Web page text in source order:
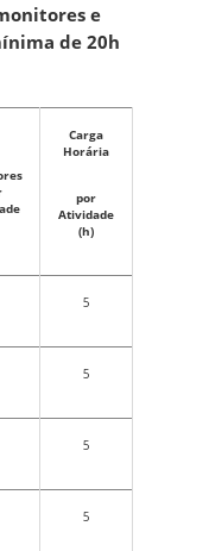
e
de 20h
Carga
Horária
por
Atividade
(h)
5
5
5
5